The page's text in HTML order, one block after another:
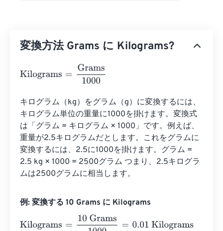
変換方法 Grams に Kilograms?
Kilograms Grams1000
キログラム（kg）をグラム（g）に変換するには、
キログラム単位の重量に1000を掛けます。変換式
は「グラム = キログラム × 1000」です。例えば、
重量が2.5キログラムだとします。これをグラムに
変換するには、2.5に1000を掛けます。グラム =
2.5 kg × 1000 = 2500グラム つまり、2.5キログラ
ムは2500グラムに相当します。
例: 変換する 10 Grams に Kilograms
Kilograms
10 Grams1000= Kilograms